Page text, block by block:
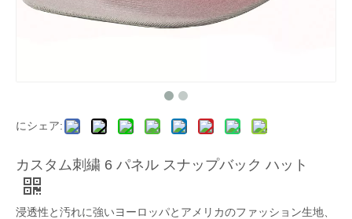
にシェア:
カスタム刺繍 6 パネル スナップバック ハット
浸透性と汚れに強いヨーロッパとアメリカのファッション生地、